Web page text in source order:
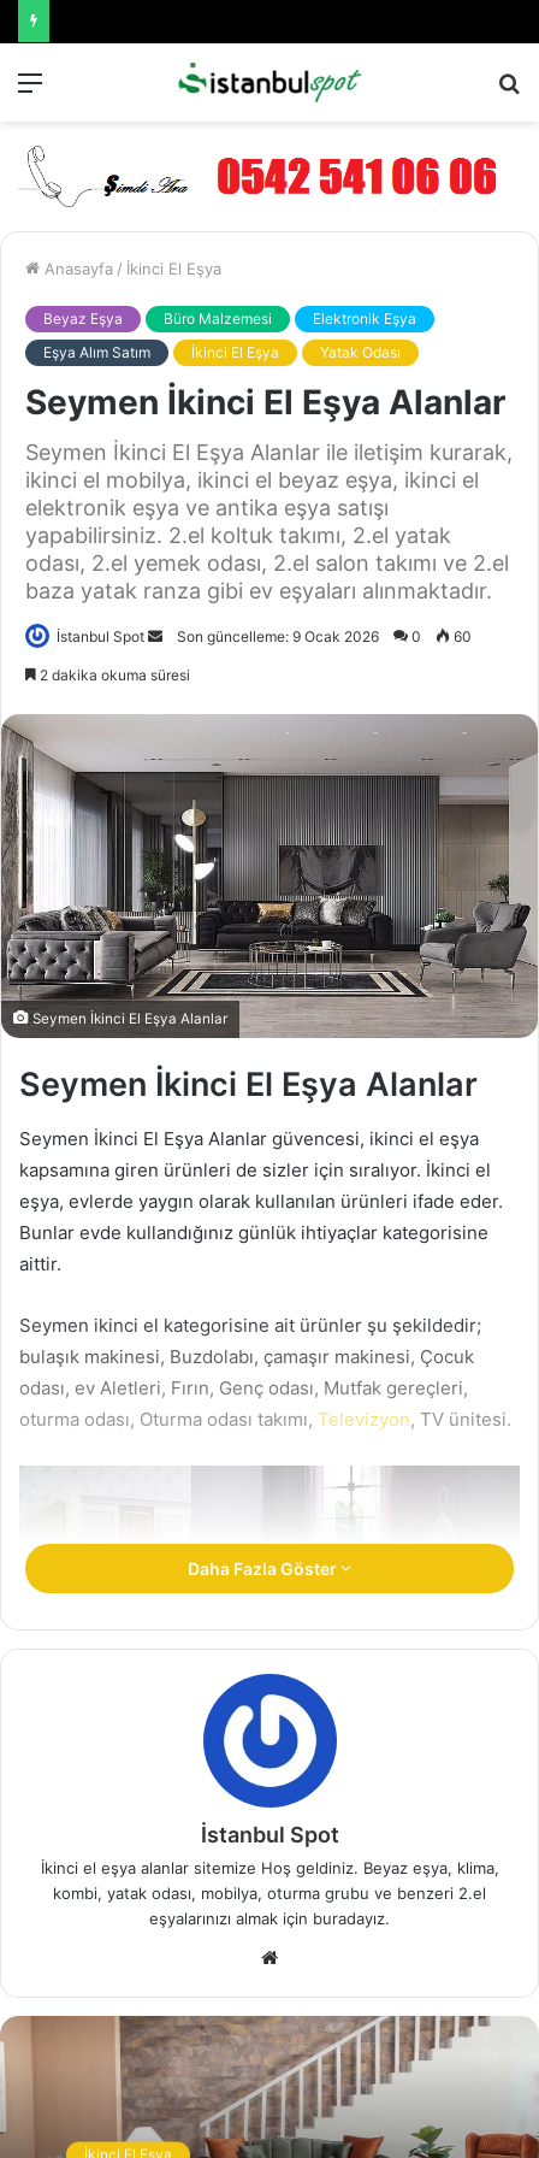
Anasayfa / İkinci El Eşya
Beyaz Eşya Büro Malzemesi
Elektronik Eşya
Eşya Alım Satım
İkinci El Eşya Yatak Odası
Seymen İkinci El Eşya Alanlar
Seymen İkinci El Eşya Alanlar ile iletişim kurarak,
ikinci el mobilya, ikinci el beyaz eşya, ikinci el
elektronik eşya ve antika eşya satışı
yapabilirsiniz. 2.el koltuk takımı, 2.el yatak
odası, 2.el yemek odası, 2.el salon takımı ve 2.el
baza yatak ranza gibi ev eşyaları alınmaktadır.
İstanbul Spot
i
s
t
a
g
ö
n
d
e
r
m
e
Son güncelleme: 9 Ocak 2026 0 60
2 dakika okuma süresi
Seymen İkinci El Eşya Alanlar
Seymen İkinci El Eşya Alanlar
Seymen İkinci El Eşya Alanlar güvencesi, ikinci el eşya
kapsamına giren ürünleri de sizler için sıralıyor. İkinci el
eşya, evlerde yaygın olarak kullanılan ürünleri ifade eder.
Bunlar evde kullandığınız günlük ihtiyaçlar kategorisine
aittir.
Seymen ikinci el kategorisine ait ürünler şu şekildedir;
bulaşık makinesi, Buzdolabı, çamaşır makinesi, Çocuk
odası, ev Aletleri, Fırın, Genç odası, Mutfak gereçleri,
oturma odası, Oturma odası takımı, Televizyon, TV ünitesi.
Seymen İkinci El Eşya Alanlar Silivri
Bu sebeple eşyalarınızın doğru kullanımı oldukça
önemlidir. İkinci el eşyalar genellikle bekarlar, yalnız
yaşayanlar veya arkadaşlarıyla yaşayanlar, öğrenciler ve
eşyalara çok fazla para harcamak istemeyen kişiler için
Sefaköy İkinci El Eşya Alanlar
Daha Fazla Göster
İstanbul Spot
İkinci el eşya alanlar sitemize Hoş geldiniz. Beyaz eşya, klima,
kombi, yatak odası, mobilya, oturma grubu ve benzeri 2.el
eşyalarınızı almak için buradayız.
b
s
i
t
e